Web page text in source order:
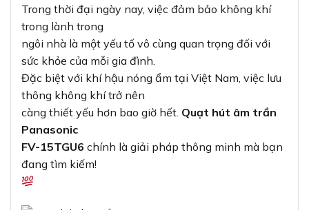
Trong thời đại ngày nay, việc đảm bảo không khí
trong lành trong
ngôi nhà là một yếu tố vô cùng quan trọng đối với
sức khỏe của mỗi gia đình.
Đặc biệt với khí hậu nóng ẩm tại Việt Nam, việc lưu
thông không khí trở nên
càng thiết yếu hơn bao giờ hết. Quạt hút âm trần
Panasonic
FV-15TGU6 chính là giải pháp thông minh mà bạn
đang tìm kiếm!